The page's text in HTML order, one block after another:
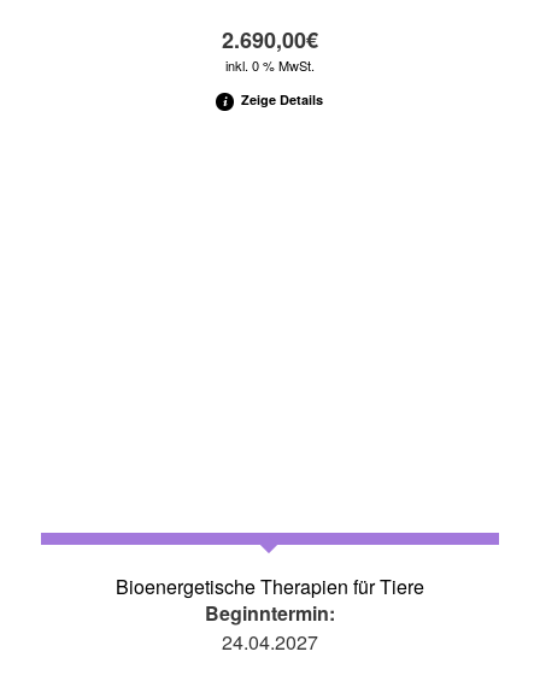
2.690,00€
inkl. 0 % MwSt.
Zeige Details
Bioenergetische Therapien für Tiere
Beginntermin:
24.04.2027